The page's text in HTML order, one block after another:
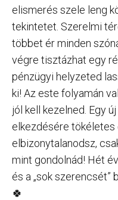
elismerés szele leng
tekintetet. Szerelmi
többet ér minden
végre tisztázhat egy
pénzügyi helyzeted
ki! Az este folyamán
jól kell kezelned. Egy
elkezdésére tökéletes
elbizonytalanodsz,
mint gondolnád! Hét
és a „sok szerencsét”
🍀